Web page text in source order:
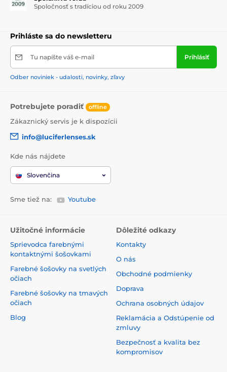
Spoločnosť s tradíciou od roku 2009
Prihláste sa do newsletteru
Tu napíšte váš e-mail Prihlásiť
Odber noviniek - udalosti, novinky, zľavy
Potrebujete poradiť offline
Zákaznický servis je k dispozícii
info@luciferlenses.sk
Kde nás nájdete
Slovenčina
Sme tiež na: Youtube
Užitočné informácie
Sprievodca farebnými
kontaktnými šošovkami
Farebné šošovky na svetlých
očiach
Farebné šošovky na tmavých
očiach
Blog
Dôležité odkazy
Kontakty
O nás
Obchodné podmienky
Doprava
Ochrana osobných údajov
Reklamácia a Odstúpenie od
zmluvy
Bezpečnosť a kvalita bez
kompromisov